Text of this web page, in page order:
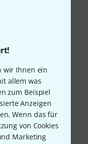
wir Ihnen ein
allem was
zum Beispiel
Anzeigen
Wenn das für
von Cookies
Marketing
gewinne mit
über jeweils50€
Thomann Insights